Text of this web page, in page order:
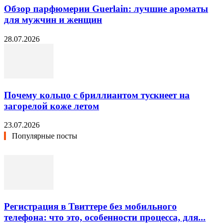
Обзор парфюмерии Guerlain: лучшие ароматы
для мужчин и женщин
28.07.2026
Почему кольцо с бриллиантом тускнеет на
загорелой коже летом
23.07.2026
Популярные посты
Регистрация в Твиттере без мобильного
телефона: что это, особенности процесса, для...